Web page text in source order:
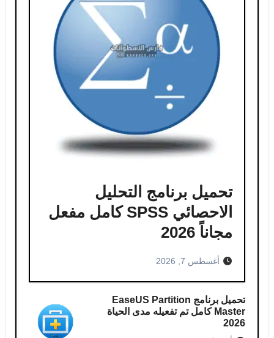
تحميل برنامج التحليل
الاحصائي SPSS كامل مفعل
مجاناً 2026
أغسطس 7, 2026
تحميل برنامج EaseUS Partition
Master كامل​ تم تفعيله مدى الحياة
2026